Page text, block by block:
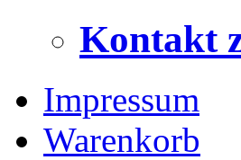
Kontakt
Impressum
Warenkorb